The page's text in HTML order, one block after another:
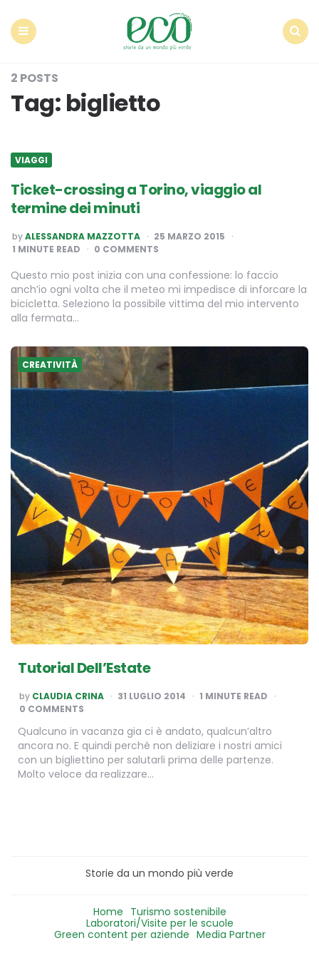
2 POSTS
Tag: biglietto
VIAGGI
Ticket-crossing a Torino, viaggio al
termine dei minuti
POSTED
BY
byALESSANDRA MAZZOTTA
25 MARZO 2015
1 MINUTE READ 0 COMMENTS
Questo mio post inizia con una confessione: lo faccio
anch’io ogni volta che il meteo mi impedisce di inforcare la
bicicletta. Seleziono la possibile vittima del mio intervento
alla fermata…
CREATIVITÀ
Tutorial Dell’Estate
POSTED
BY
by CLAUDIA CRINA 31 LUGLIO 2014 1 MINUTE READ
0 COMMENTS
Qualcuno in vacanza gia ci è andato, qualcun’altro
ancora no. E quindi perchè non deliziare i nostri amici
con un bigliettino per salutarli prima delle partenze.
Molto veloce da realizzare…
Storie da un mondo più verde
Home Turismo sostenibile
Laboratori/Visite per le scuole
Green content per aziende Media Partner